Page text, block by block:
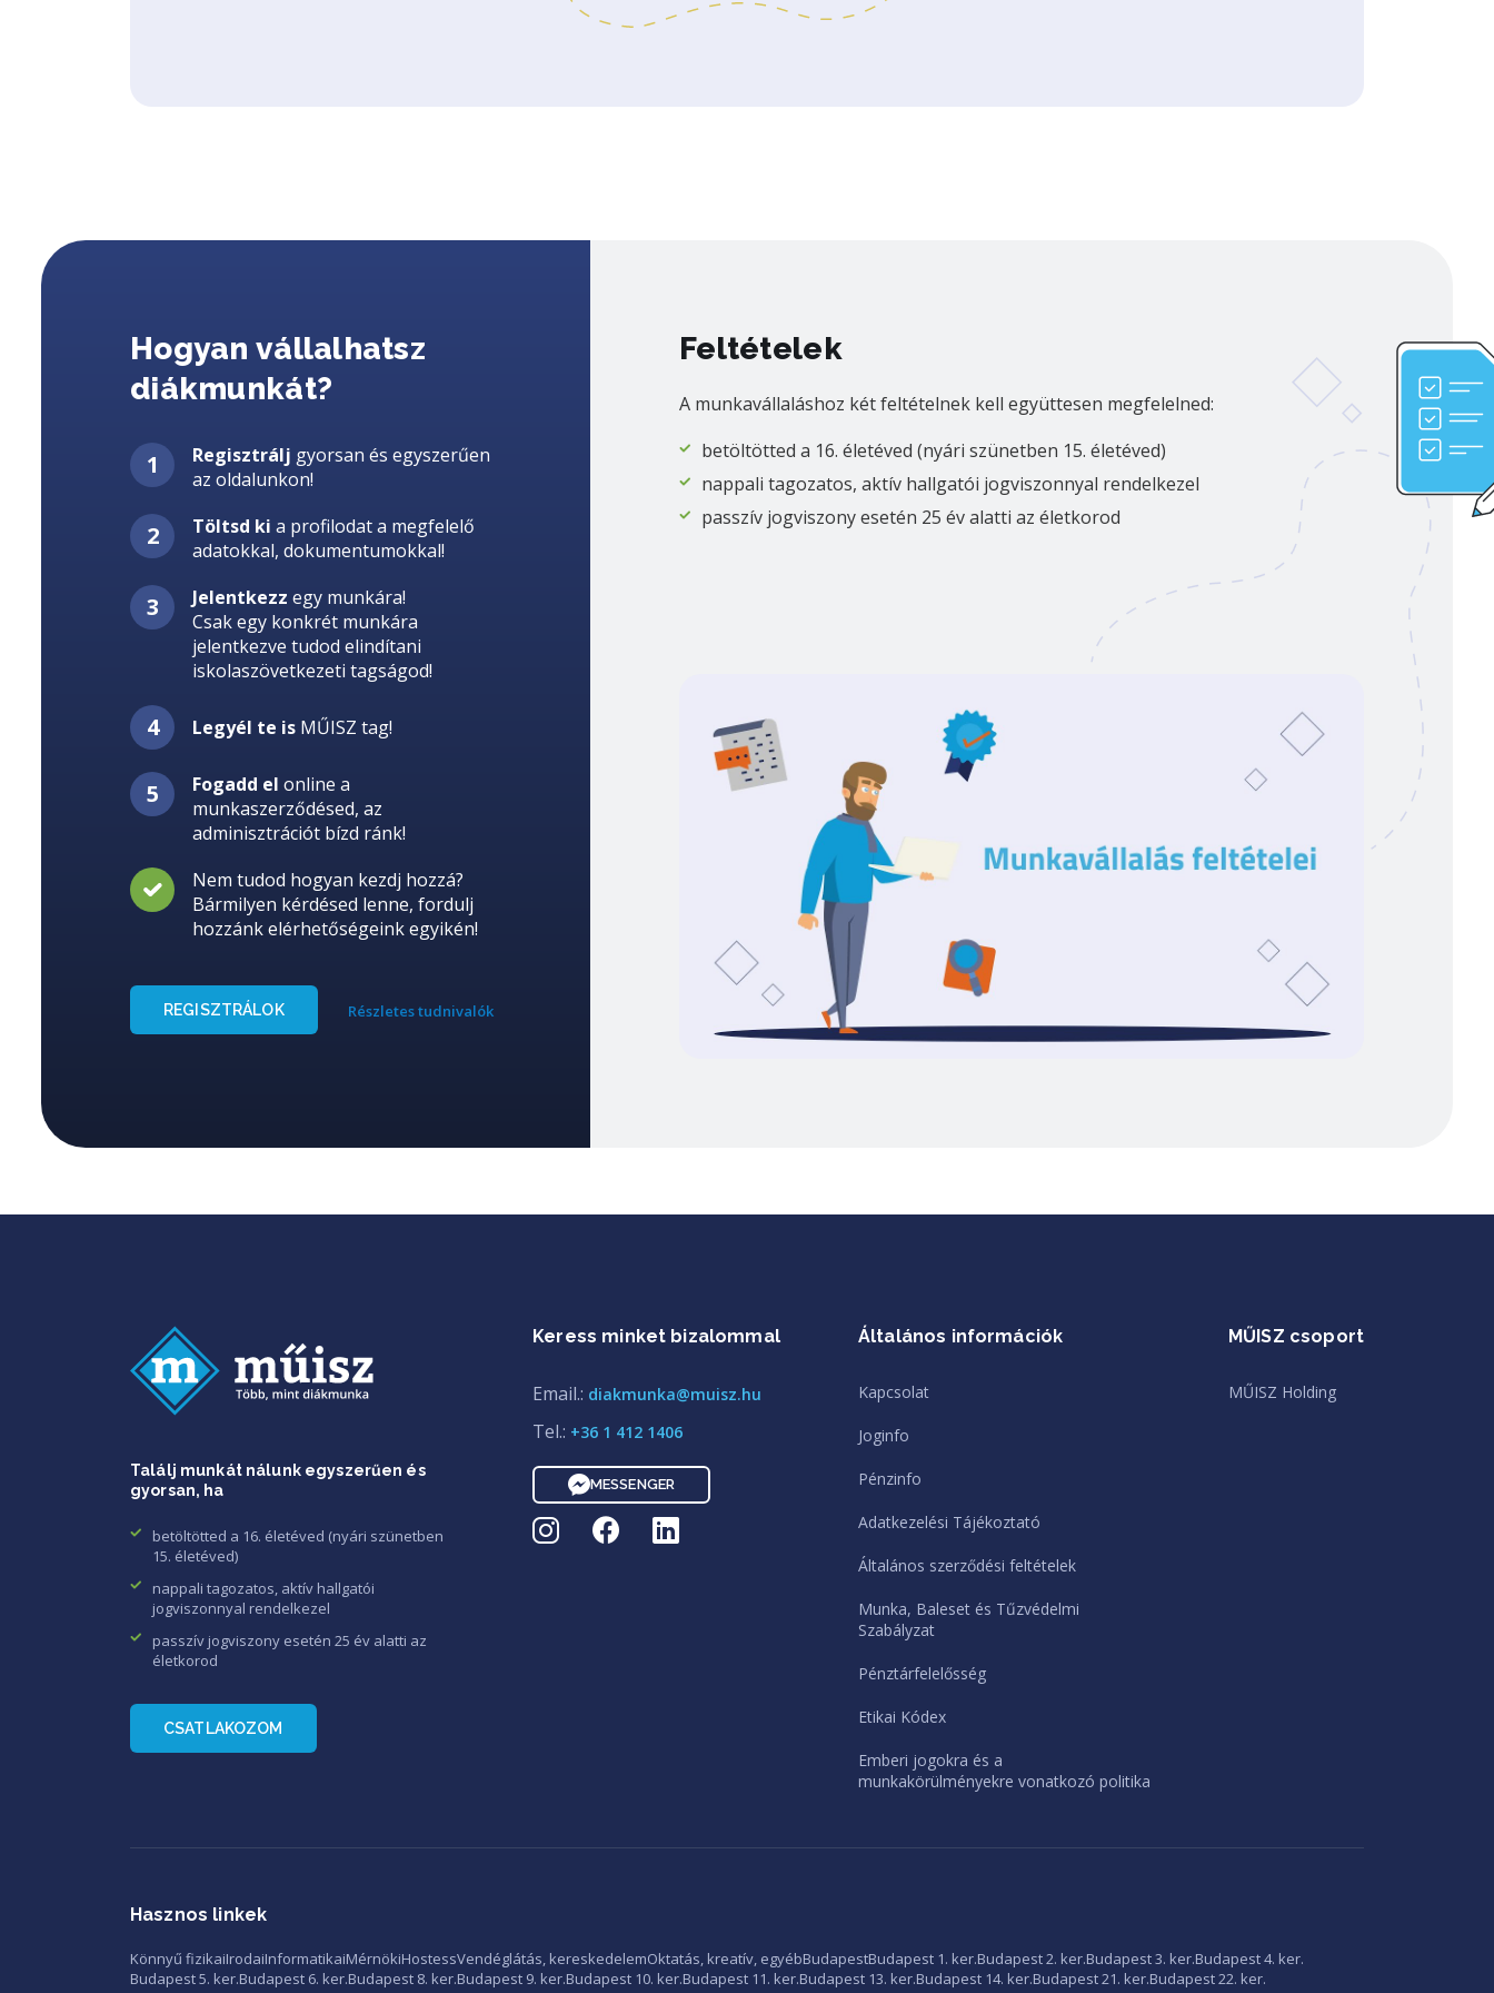
Hogyan vállalhatsz
diákmunkát?
Regisztrálj gyorsan és egyszerűen
az oldalunkon!
Töltsd ki a profilodat a megfelelő
adatokkal, dokumentumokkal!
Jelentkezz egy munkára!
Csak egy konkrét munkára
jelentkezve tudod elindítani
iskolaszövetkezeti tagságod!
Legyél te is MŰISZ tag!
Fogadd el online a
munkaszerződésed, az
adminisztrációt bízd ránk!
Nem tudod hogyan kezdj hozzá?
Bármilyen kérdésed lenne, fordulj
hozzánk elérhetőségeink egyikén!
REGISZTRÁLOK Részletes tudnivalók
Feltételek
A munkavállaláshoz két feltételnek kell együttesen megfelelned:
betöltötted a 16. életéved (nyári szünetben 15. életéved)
nappali tagozatos, aktív hallgatói jogviszonnyal rendelkezel
passzív jogviszony esetén 25 év alatti az életkorod
Találj munkát nálunk egyszerűen és
gyorsan, ha
betöltötted a 16. életéved (nyári szünetben
15. életéved)
nappali tagozatos, aktív hallgatói
jogviszonnyal rendelkezel
passzív jogviszony esetén 25 év alatti az
életkorod
CSATLAKOZOM
Keress minket bizalommal
Email.: diakmunka@muisz.hu
Tel.: +36 1 412 1406
MESSENGER
Általános információk
Kapcsolat
Joginfo
Pénzinfo
Adatkezelési Tájékoztató
Általános szerződési feltételek
Munka, Baleset és Tűzvédelmi
Szabályzat
Pénztárfelelősség
Etikai Kódex
Emberi jogokra és a
munkakörülményekre vonatkozó politika
MŰISZ csoport
MŰISZ Holding
Hasznos linkek
Könnyű fizikaiIrodaiInformatikaiMérnökiHostessVendéglátás, kereskedelemOktatás, kreatív, egyébBudapestBudapest 1. ker.Budapest 2. ker.Budapest 3. ker.Budapest 4. ker.
Budapest 5. ker.Budapest 6. ker.Budapest 8. ker.Budapest 9. ker.Budapest 10. ker.Budapest 11. ker.Budapest 13. ker.Budapest 14. ker.Budapest 21. ker.Budapest 22. ker.